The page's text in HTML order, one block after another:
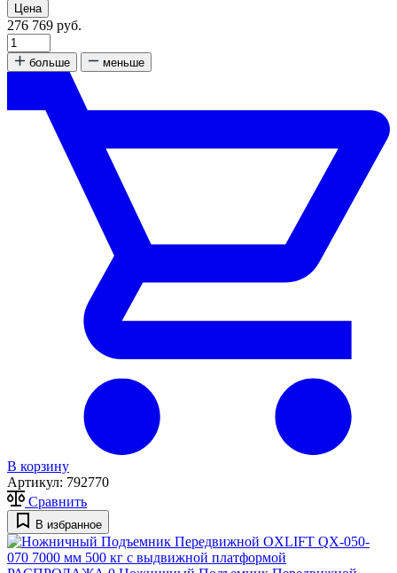
Цена
276 769 руб.
больше меньше
В корзину
Артикул: 792770
Сравнить
В избранное